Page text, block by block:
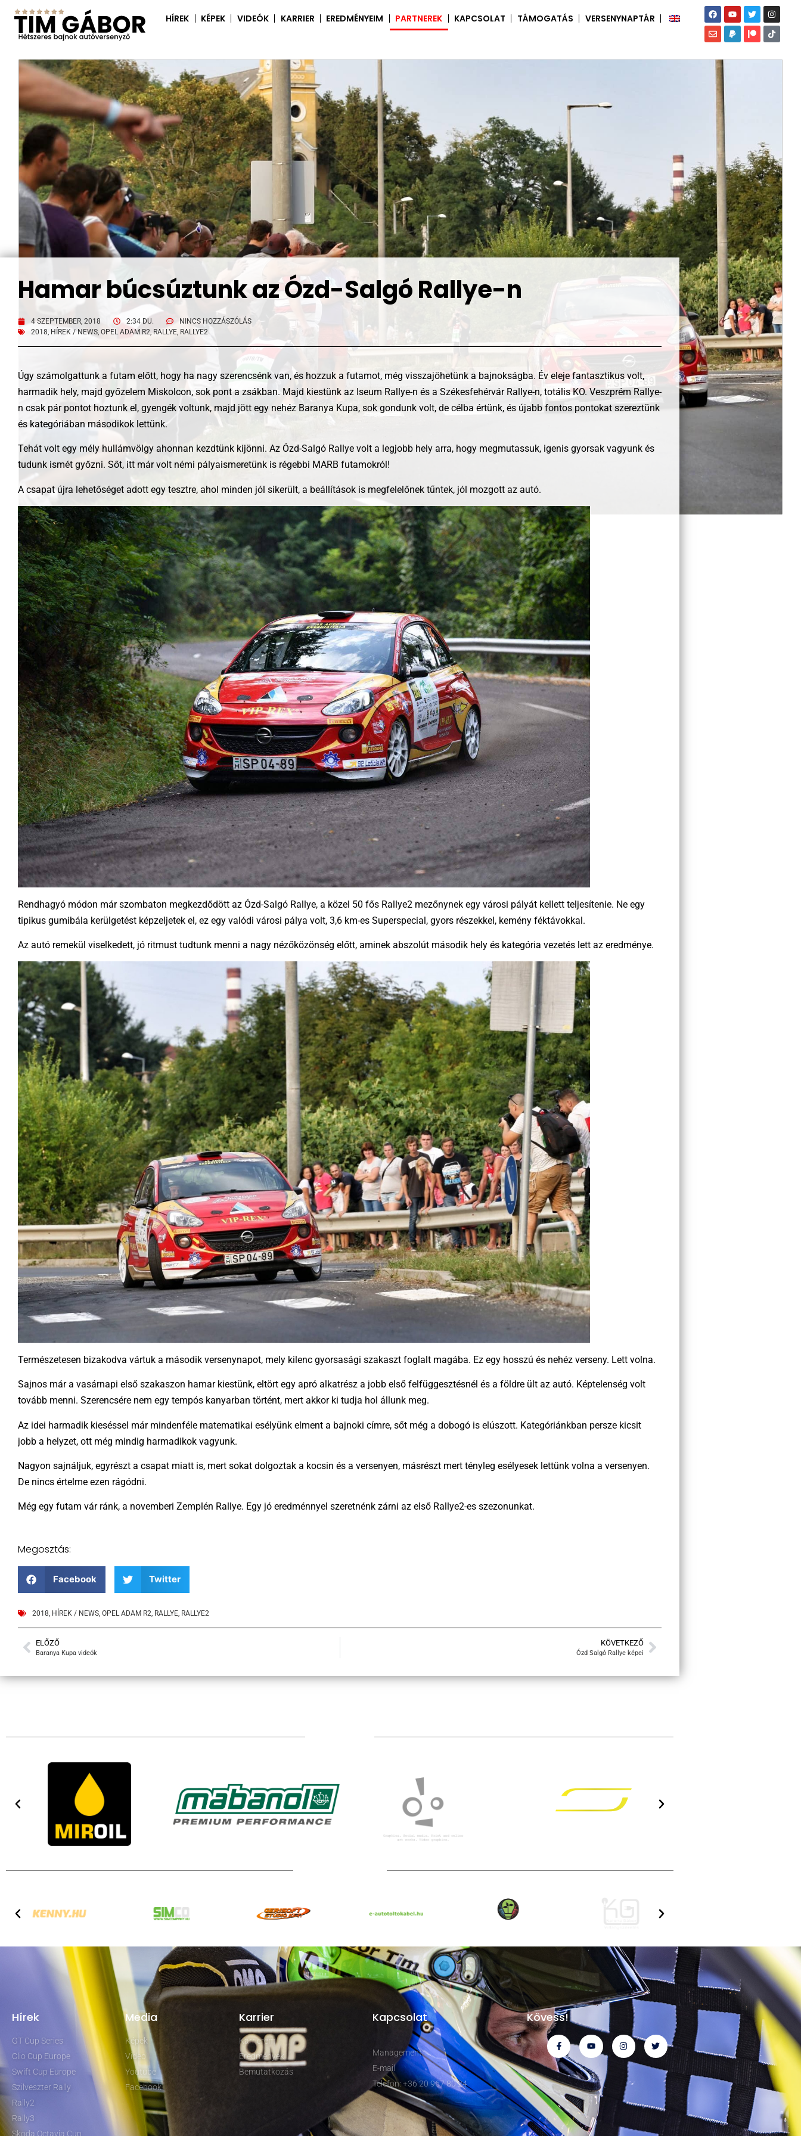
HÍREK KÉPEK VIDEÓK KARRIER EREDMÉNYEIM PARTNEREK KAPCSOLAT TÁMOGATÁS VERSENYNAPTÁR
Hamar búcsúztunk az Ózd-Salgó Rallye-n
4 SZEPTEMBER, 2018 2:34 DU.
NINCS HOZZÁSZÓLÁS
2018, HÍREK / NEWS, OPEL ADAM R2, RALLYE, RALLYE2
Úgy számolgattunk a futam előtt, hogy ha nagy szerencsénk van, és hozzuk a futamot, még visszajöhetünk a bajnokságba. Év eleje fantasztikus volt,
harmadik hely, majd győzelem Miskolcon, sok pont a zsákban. Majd kiestünk az Iseum Rallye-n és a Székesfehérvár Rallye-n, totális KO. Veszprém Rallye-
n csak pár pontot hoztunk el, gyengék voltunk, majd jött egy nehéz Baranya Kupa, sok gondunk volt, de célba értünk, és újabb fontos pontokat szereztünk
és kategóriában másodikok lettünk.
Tehát volt egy mély hullámvölgy ahonnan kezdtünk kijönni. Az Ózd-Salgó Rallye volt a legjobb hely arra, hogy megmutassuk, igenis gyorsak vagyunk és
tudunk ismét győzni. Sőt, itt már volt némi pályaismeretünk is régebbi MARB futamokról!
A csapat újra lehetőséget adott egy tesztre, ahol minden jól sikerült, a beállítások is megfelelőnek tűntek, jól mozgott az autó.
Rendhagyó módon már szombaton megkezdődött az Ózd-Salgó Rallye, a közel 50 fős Rallye2 mezőnynek egy városi pályát kellett teljesítenie. Ne egy
tipikus gumibála kerülgetést képzeljetek el, ez egy valódi városi pálya volt, 3,6 km-es Superspecial, gyors részekkel, kemény féktávokkal.
Az autó remekül viselkedett, jó ritmust tudtunk menni a nagy nézőközönség előtt, aminek abszolút második hely és kategória vezetés lett az eredménye.
Természetesen bizakodva vártuk a második versenynapot, mely kilenc gyorsasági szakaszt foglalt magába. Ez egy hosszú és nehéz verseny. Lett volna.
Sajnos már a vasárnapi első szakaszon hamar kiestünk, eltört egy apró alkatrész a jobb első felfüggesztésnél és a földre ült az autó. Képtelenség volt
tovább menni. Szerencsére nem egy tempós kanyarban történt, mert akkor ki tudja hol állunk meg.
Az idei harmadik kieséssel már mindenféle matematikai esélyünk elment a bajnoki címre, sőt még a dobogó is elúszott. Kategóriánkban persze kicsit
jobb a helyzet, ott még mindig harmadikok vagyunk.
Nagyon sajnáljuk, egyrészt a csapat miatt is, mert sokat dolgoztak a kocsin és a versenyen, másrészt mert tényleg esélyesek lettünk volna a versenyen.
De nincs értelme ezen rágódni.
Még egy futam vár ránk, a novemberi Zemplén Rallye. Egy jó eredménnyel szeretnénk zárni az első Rallye2-es szezonunkat.
Megosztás:
Facebook Twitter
2018 HÍREK / NEWS OPEL ADAM R2 RALLYE RALLYE2
ELŐZŐ
Baranya Kupa videók
KÖVETKEZŐ
Ózd Salgó Rallye képei
Hírek
GT Cup Series
Clio Cup Europe
Swift Cup Europe
Szilveszter Rally
Rally2
Rally3
Skoda Octavia Cup
Media
Képek
Video
Youtube
Facebook
Karrier
Karrierem
Eredmények
Bemutatkozás
Kapcsolat
Management
E-mail
Telefon: +36 20 967 80 24
Kövess!